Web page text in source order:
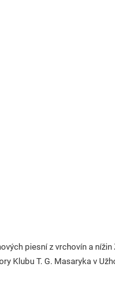
piesní z vrchovín a
Klubu T. G. Masaryka v